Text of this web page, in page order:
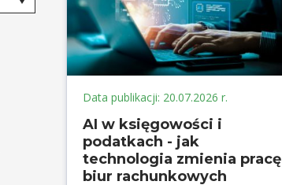
Data publikacji: 20.07.2026 r.
AI w księgowości i
podatkach - jak
technologia zmienia pracę
biur rachunkowych